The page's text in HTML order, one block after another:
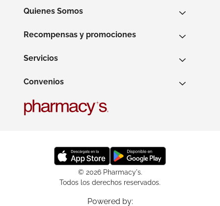
Quienes Somos
Recompensas y promociones
Servicios
Convenios
© 2026 Pharmacy's.
Todos los derechos reservados.
Powered by: